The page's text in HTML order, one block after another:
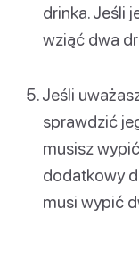
drinka. Jeśli
wziąć dwa
Jeśli
sprawdzić
musisz
dodatkowy
musi wypić